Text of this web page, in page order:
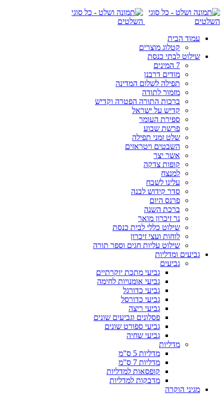
עמוד הבית
קטלוג מוצרים
שילוט לבתי כנסת
7 המינים
מודים דרבנן
תפילה לשלום המדינה
מזמור לתודה
ברכות התורה הפטרה וקדיש
קדיש על ישראל
ספירת העומר
פרשת שבוע
שלט זמני תפילה
השבטים ויטראזים
אשר יצר
קופות צדקה
למנצח
עלינו לשבח
סדר קידוש לבנה
פרנס היום
ברכת השנה
נר זיכרון מואר
שילוט כללי לבית כנסת
לוחות ועצי זיכרון
שילוט עליות חגים וספר תורה
גביעים ומדליות
גביעים
גביעי מתכת יוקרתיים
גביעי אומנויות לחימה
גביעי כדורגל
גביעי כדורסל
גביעי ריצה
פסלונים וגביעים שונים
גביעי ספורט שונים
גביעי שחיה
מדליות
מדליות 5 ס”מ
מדליות 7 ס”מ
קופסאות למדליות
מדבקות למדליות
מגיני הוקרה